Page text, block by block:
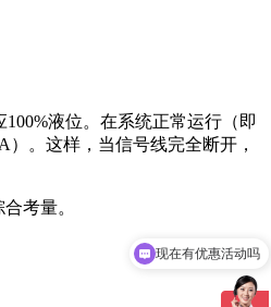
液位。在系统正常运行（即
。这样，当信号线完全断开，
考量。
可以介绍下你们的产品么